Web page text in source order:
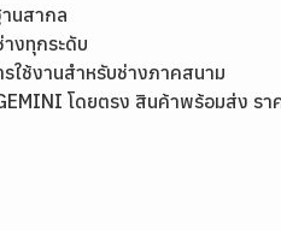
นสากล
างทุกระดับ
ใช้งานสำหรับช่างภาคสนาม
โดยตรง สินค้าพร้อมส่ง ร